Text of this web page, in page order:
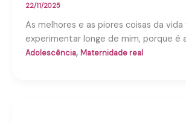
22/11/2025
As melhores e as piores coisas da vida
experimentar longe de mim, porque é
Adolescência, Maternidade real